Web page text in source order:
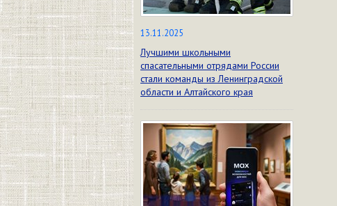
13.11.2025
Лучшими школьными
спасательными отрядами России
стали команды из Ленинградской
области и Алтайского края